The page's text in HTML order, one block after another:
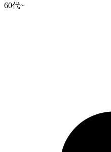
60代~